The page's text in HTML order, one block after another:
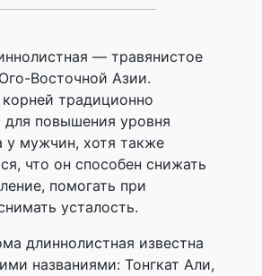
— травянистое
Восточной Азии.
традиционно
для повышения уровня
у мужчин, хотя также
что он способен снижать
помогать при
усталость.
длиннолистная известна
названиями: Тонгкат Али,